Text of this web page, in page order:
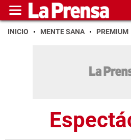
INICIO MENTE SANA PREMIUM